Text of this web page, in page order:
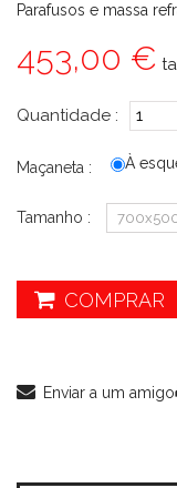
Parafusos e massa
453,00 €
Quantidade :
Maçaneta : À
Tamanho :
COMPRAR
Enviar a um amigo